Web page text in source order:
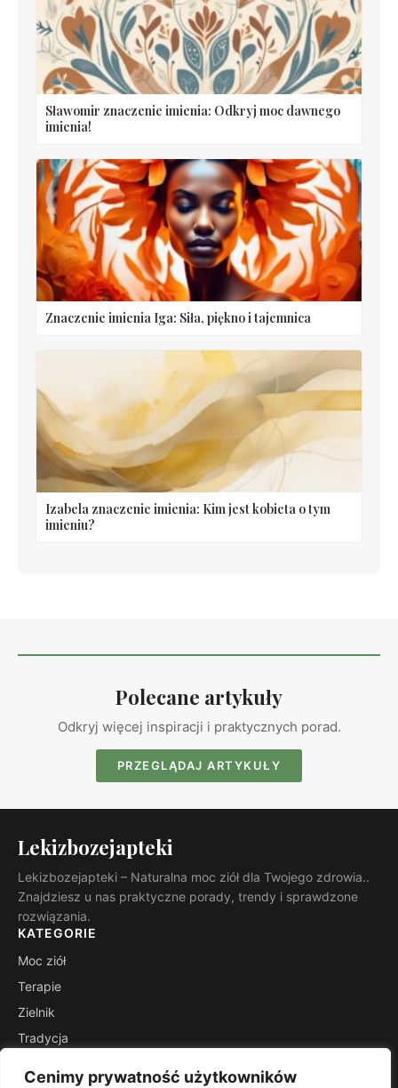
Cenimy prywatność użytkowników
Sławomir znaczenie imienia: Odkryj moc dawnego
imienia!
Znaczenie imienia Iga: Siła, piękno i tajemnica
Izabela znaczenie imienia: Kim jest kobieta o tym
imieniu?
Polecane artykuły
Odkryj więcej inspiracji i praktycznych porad.
PRZEGLĄDAJ ARTYKUŁY
Lekizbozejapteki
Lekizbozejapteki – Naturalna moc ziół dla Twojego zdrowia..
Znajdziesz u nas praktyczne porady, trendy i sprawdzone
rozwiązania.
KATEGORIE
Moc ziół
Terapie
Zielnik
Tradycja